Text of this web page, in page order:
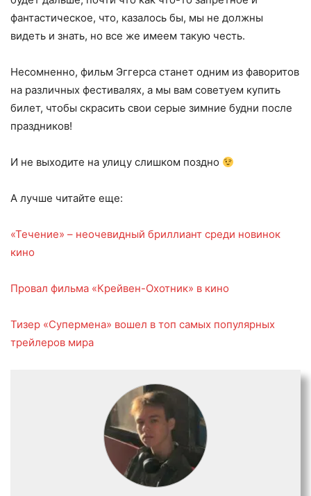
фантастическое, что, казалось бы, мы не должны
видеть и знать, но все же имеем такую честь.
Несомненно, фильм Эггерса станет одним из фаворитов
на различных фестивалях, а мы вам советуем купить
билет, чтобы скрасить свои серые зимние будни после
праздников!
И не выходите на улицу слишком поздно
А лучше читайте еще:
«Течение» – неочевидный бриллиант среди новинок
кино
Провал фильма «Крейвен-Охотник» в кино
Тизер «Супермена» вошел в топ самых популярных
трейлеров мира